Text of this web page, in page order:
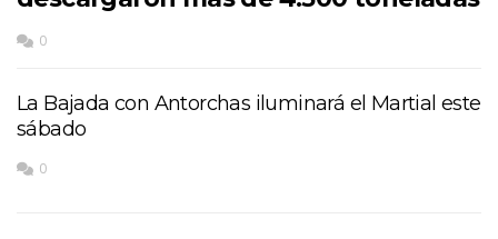
0
La Bajada con Antorchas iluminará el Martial este
sábado
0